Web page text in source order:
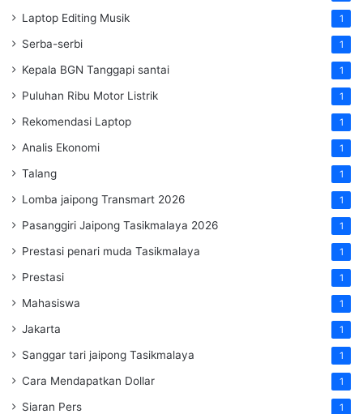
Laptop Editing Musik 1
Serba-serbi 1
Kepala BGN Tanggapi santai 1
Puluhan Ribu Motor Listrik 1
Rekomendasi Laptop 1
Analis Ekonomi 1
Talang 1
Lomba jaipong Transmart 2026 1
Pasanggiri Jaipong Tasikmalaya 2026 1
Prestasi penari muda Tasikmalaya 1
Prestasi 1
Mahasiswa 1
Jakarta 1
Sanggar tari jaipong Tasikmalaya 1
Cara Mendapatkan Dollar 1
Siaran Pers 1